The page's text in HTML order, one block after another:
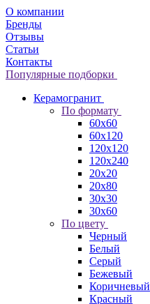
О компании
Бренды
Отзывы
Статьи
Контакты
Популярные подборки
Керамогранит
По формату
60x60
60x120
120x120
120x240
20x20
20x80
30x30
30x60
По цвету
Черный
Белый
Серый
Бежевый
Коричневый
Красный